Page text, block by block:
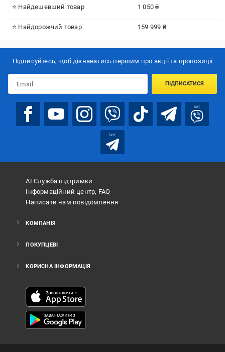
⭐ Найдешевший товар 1 050 ₴
⭐ Найдорожчий товар 159 999 ₴
Підписуйтесь, щоб дізнаватись першим про акції та пропозиції
ПІДПИСАТИСЯ
bot
bot
АІ Служба підтримки
Інформаційний центр, FAQ
Написати нам повідомлення
КОМПАНІЯ
ПОКУПЦЕВІ
КОРИСНА ІНФОРМАЦІЯ